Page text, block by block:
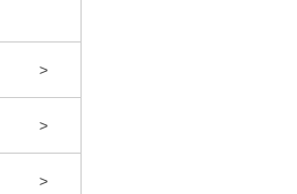
>
>
>